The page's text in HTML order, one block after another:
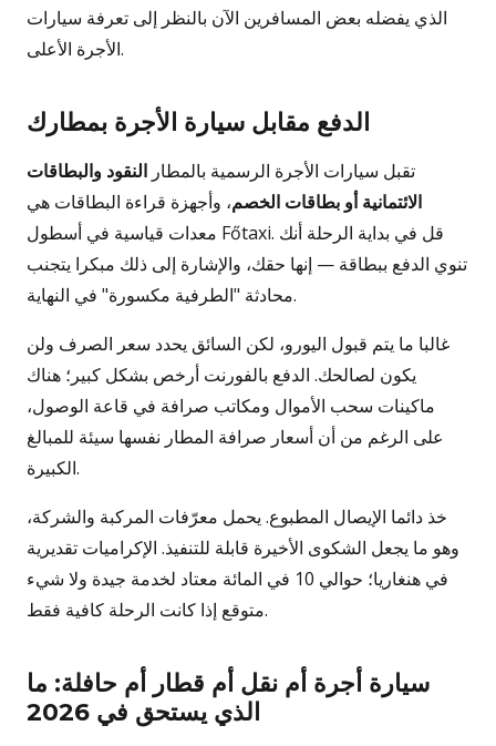
الذي يفضله بعض المسافرين الآن بالنظر إلى تعرفة سيارات
الأجرة الأعلى.
الدفع مقابل سيارة الأجرة بمطارك
تقبل سيارات الأجرة الرسمية بالمطار النقود والبطاقات
الائتمانية أو بطاقات الخصم، وأجهزة قراءة البطاقات هي
معدات قياسية في أسطول Főtaxi. قل في بداية الرحلة أنك
تنوي الدفع ببطاقة — إنها حقك، والإشارة إلى ذلك مبكرا يتجنب
محادثة "الطرفية مكسورة" في النهاية.
غالبا ما يتم قبول اليورو، لكن السائق يحدد سعر الصرف ولن
يكون لصالحك. الدفع بالفورنت أرخص بشكل كبير؛ هناك
ماكينات سحب الأموال ومكاتب صرافة في قاعة الوصول،
على الرغم من أن أسعار صرافة المطار نفسها سيئة للمبالغ
الكبيرة.
خذ دائما الإيصال المطبوع. يحمل معرّفات المركبة والشركة،
وهو ما يجعل الشكوى الأخيرة قابلة للتنفيذ. الإكراميات تقديرية
في هنغاريا؛ حوالي 10 في المائة معتاد لخدمة جيدة ولا شيء
متوقع إذا كانت الرحلة كافية فقط.
سيارة أجرة أم نقل أم قطار أم حافلة: ما
الذي يستحق في 2026